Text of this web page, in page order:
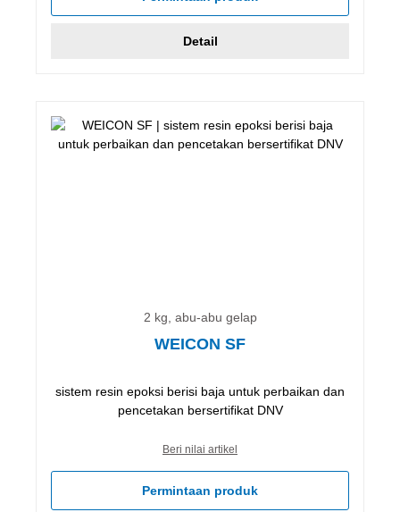
Detail
2 kg, abu-abu gelap
WEICON SF
sistem resin epoksi berisi baja untuk perbaikan dan
pencetakan bersertifikat DNV
Beri nilai artikel
Permintaan produk